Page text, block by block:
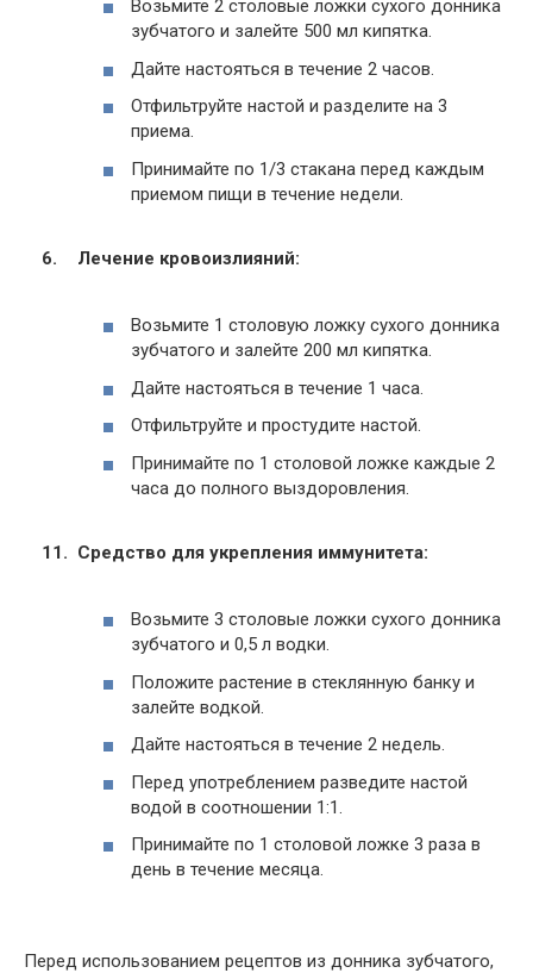
Возьмите 2 столовые ложки сухого донника
зубчатого и залейте 500 мл кипятка.
Дайте настояться в течение 2 часов.
Отфильтруйте настой и разделите на 3
приема.
Принимайте по 1/3 стакана перед каждым
приемом пищи в течение недели.
Лечение кровоизлияний:
Возьмите 1 столовую ложку сухого донника
зубчатого и залейте 200 мл кипятка.
Дайте настояться в течение 1 часа.
Отфильтруйте и простудите настой.
Принимайте по 1 столовой ложке каждые 2
часа до полного выздоровления.
Средство для укрепления иммунитета:
Возьмите 3 столовые ложки сухого донника
зубчатого и 0,5 л водки.
Положите растение в стеклянную банку и
залейте водкой.
Дайте настояться в течение 2 недель.
Перед употреблением разведите настой
водой в соотношении 1:1.
Принимайте по 1 столовой ложке 3 раза в
день в течение месяца.
Перед использованием рецептов из донника зубчатого,